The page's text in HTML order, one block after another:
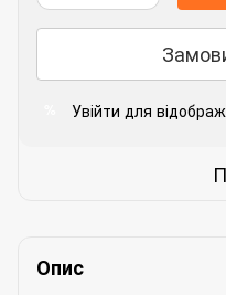
Увійти для
Опис